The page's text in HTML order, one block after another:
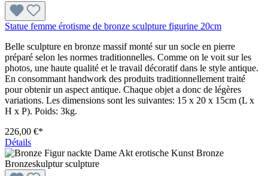
Statue femme érotisme de bronze sculpture figurine 20cm
Belle sculpture en bronze massif monté sur un socle en pierre
préparé selon les normes traditionnelles. Comme on le voit sur les
photos, une haute qualité et le travail décoratif dans le style antique.
En consommant handwork des produits traditionnellement traité
pour obtenir un aspect antique. Chaque objet a donc de légères
variations. Les dimensions sont les suivantes: 15 x 20 x 15cm (L x
H x P). Poids: 3kg.
226,00 €*
Détails